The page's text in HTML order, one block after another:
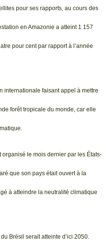
pour ses rapports, au cours des
en Amazonie a atteint 1 157
pour cent par rapport à l’année
internationale faisant appel à mettre
forêt tropicale du monde, car elle
organisé le mois dernier par les États-
que son pays était ouvert à la
à atteindre la neutralité climatique
Brésil serait atteinte d’ici 2050.